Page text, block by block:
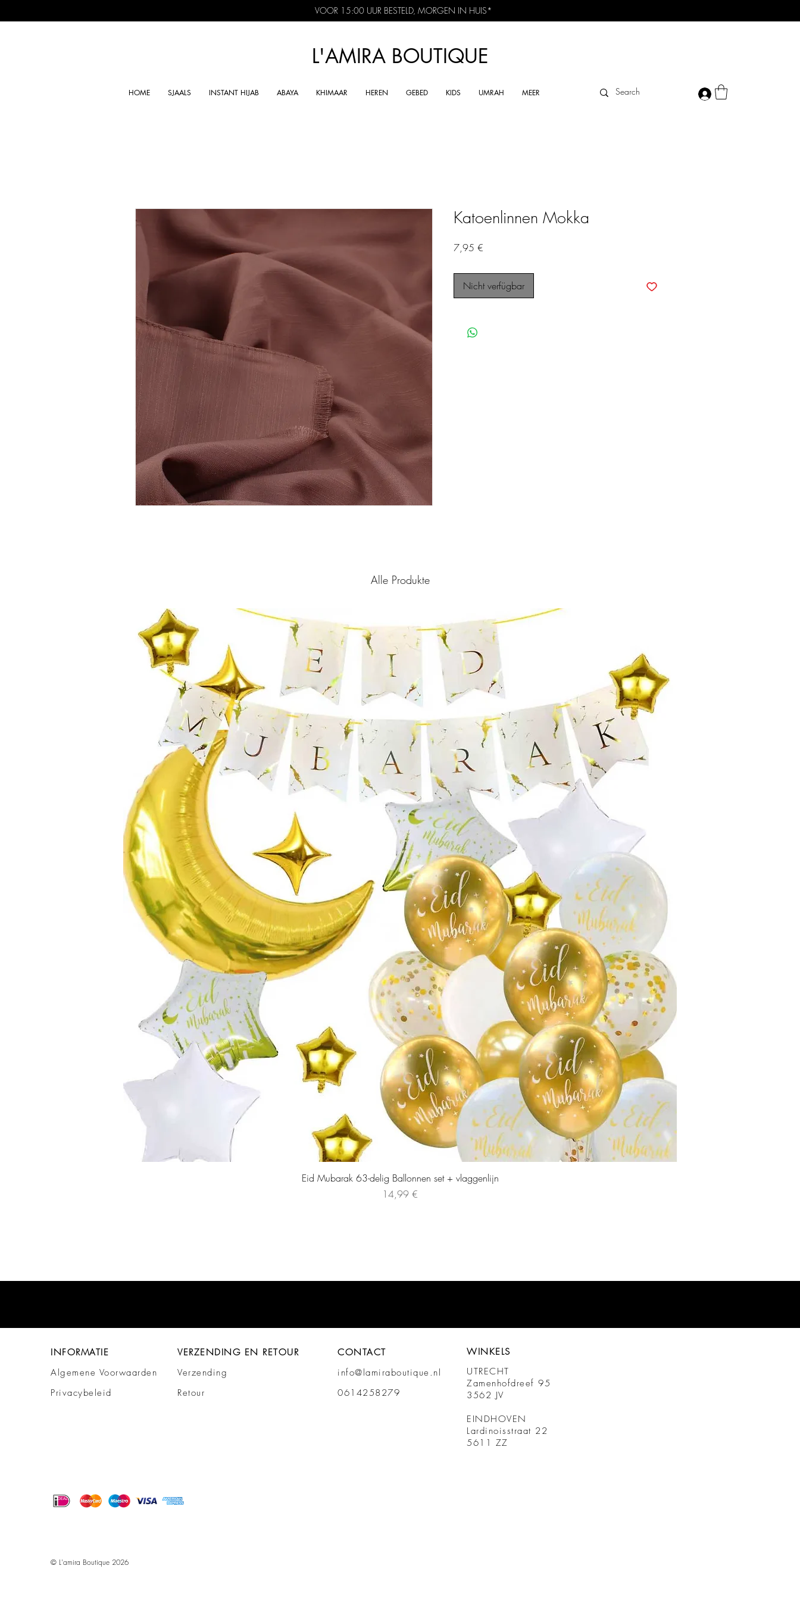
VOOR 15:00 UUR BESTELD, MORGEN IN HUIS*
L'AMIRA BOUTIQUE
HOME SJAALS INSTANT HIJAB ABAYA KHIMAAR HEREN GEBED KIDS UMRAH MEER
Katoenlinnen Mokka
7,95 €
Nicht verfügbar
Alle Produkte
Eid Mubarak 63-delig Ballonnen set + vlaggenlijn
Preis
14,99 €
INFORMATIE
Algemene Voorwaarden
Privacybeleid
VERZENDING EN RETOUR
Verzending
Retour
CONTACT
info@lamiraboutique.nl
0614258279
WINKELS
UTRECHT
Zamenhofdreef 95
3562 JV
EINDHOVEN
Lardinoisstraat 22
5611 ZZ
© L'amira Boutique 2026